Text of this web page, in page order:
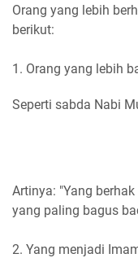
Orang yang lebih
berikut:
1. Orang yang lebih
Seperti sabda Nabi
Artinya: "Yang
yang paling bagus
2. Yang menjadi